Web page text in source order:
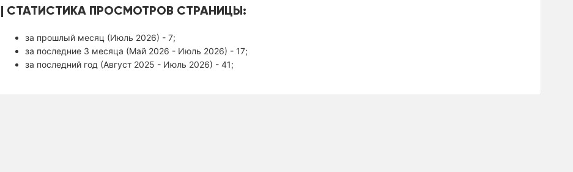
СТАТИСТИКА ПРОСМОТРОВ СТРАНИЦЫ:
за прошлый месяц (Июль 2026) - 7;
за последние 3 месяца (Май 2026 - Июль 2026) - 17;
за последний год (Август 2025 - Июль 2026) - 41;